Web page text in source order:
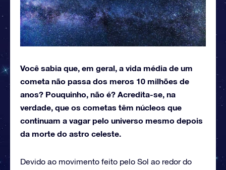
Você sabia que, em geral, a vida média de um
cometa não passa dos meros 10 milhões de
anos? Pouquinho, não é? Acredita-se, na
verdade, que os cometas têm núcleos que
continuam a vagar pelo universo mesmo depois
da morte do astro celeste.
Devido ao movimento feito pelo Sol ao redor do